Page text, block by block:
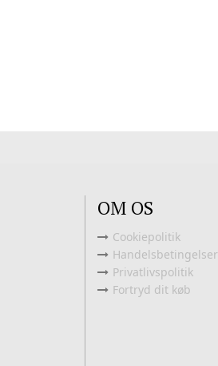
OM OS
Cookiepolitik
Handelsbetingelser
Privatlivspolitik
Fortryd dit køb